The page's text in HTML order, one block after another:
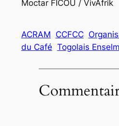
Moctar FICOU / VivAfrik
ACRAM CCFCC
du Café Togolais